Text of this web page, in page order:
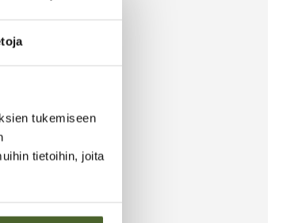
tukemiseen
tietoihin, joita